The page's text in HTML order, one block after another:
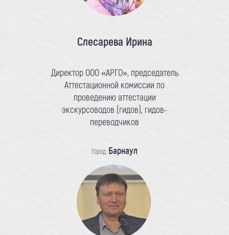
Слесарева Ирина
Директор ООО «АРГО», председатель
Аттестационной комиссии по
проведению аттестации
экскурсоводов (гидов), гидов-
переводчиков
Город: Барнаул